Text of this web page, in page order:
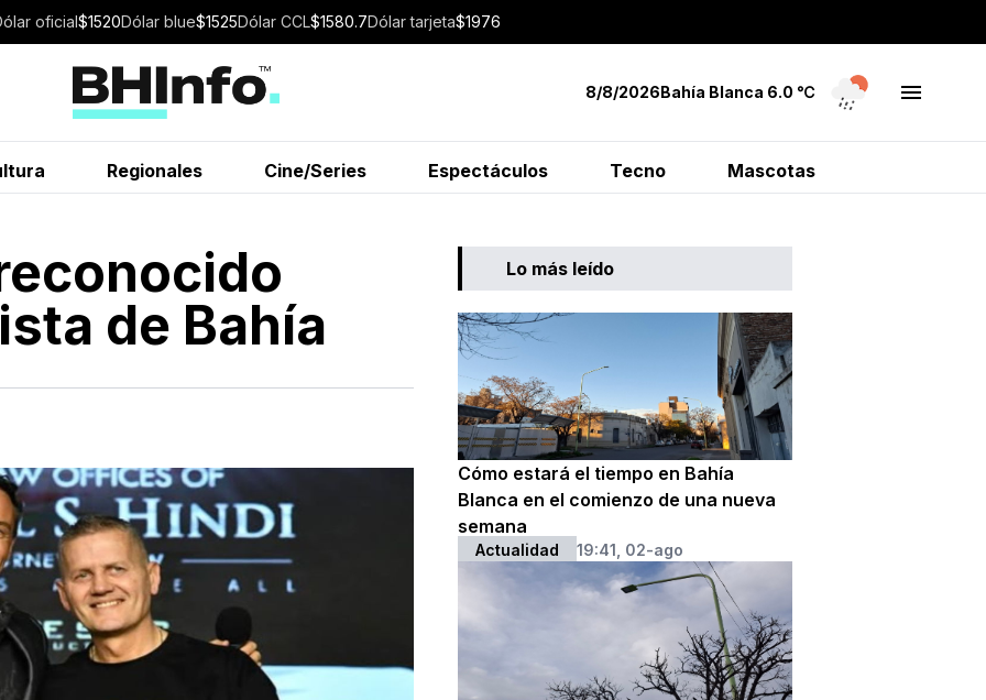
oficial$1520Dólar blue$1525Dólar CCL$1580.7Dólartarjeta$1976
8/8/2026Bahía Blanca 6.0 ℃
Regionales Cine/Series Espectáculos Tecno Mascotas
de Bahía
Lo más leído
Cómo estará el tiempo en Bahía
Blanca en el comienzo de una nueva
semana
Actualidad 19:41, 02-ago